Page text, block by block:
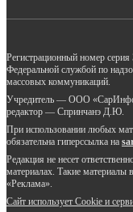
Регистрационный номер
Федеральной службой по
массовых коммуникаций.
Учредитель — ООО
редактор — Спринчанэ Д.Ю.
При использовании любых
обязательна гиперссылка на
Редакция не несет
материалах. Такие материалы
«Реклама».
Сайт использует Cookie и